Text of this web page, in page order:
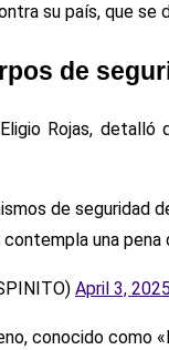
su país, que se
de
Rojas, detalló
de seguridad
una
April 3, 2025
conocido como